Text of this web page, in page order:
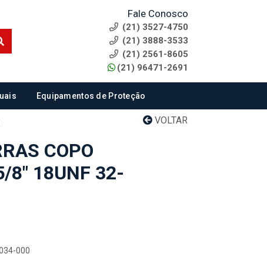
Fale Conosco
(21) 3527-4750
(21) 3888-3533
(21) 2561-8605
(21) 96471-2691
Equipamentos de Proteção
VOLTAR
COPO
8" 18UNF 32-
000